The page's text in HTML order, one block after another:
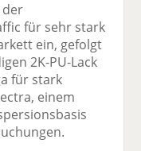
der
für sehr stark
ein, gefolgt
2K-PU-Lack
für stark
einem